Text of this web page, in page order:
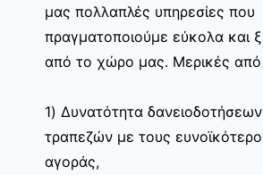
μας πολλαπλές υπηρεσίες που
πραγματοποιούμε εύκολα και
από το χώρο μας. Μερικές από
1) Δυνατότητα
τραπεζών με τους
αγοράς,